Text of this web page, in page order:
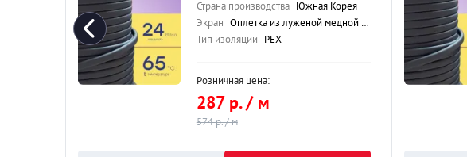
Страна производства Южная Корея
Экран Оплетка из луженой медной проволоки
Тип изоляции PEX
Розничная цена:
287 р. / м
574 р. / м